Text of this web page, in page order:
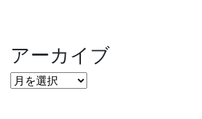
アーカイブ
ア